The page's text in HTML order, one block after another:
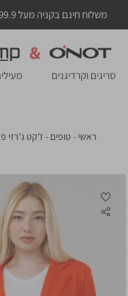
משלוח חינם בקניה מעל 199.9 ש"ח
סריגים וקרדיגנים
ראשי ראשי
טופים טופים
ז’קט ג’רזי